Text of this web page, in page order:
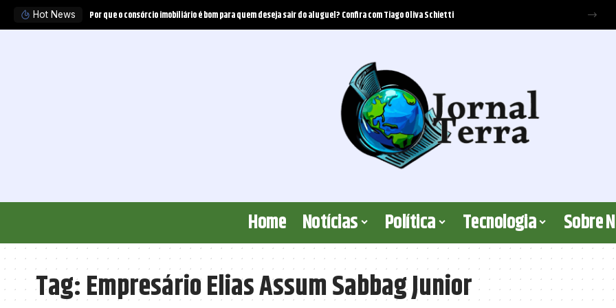
Hot News Por que o consórcio imobiliário é bom para quem deseja sair do aluguel? Confira com Tiago Oliva Schietti
Home Notícias Política Tecnologia Sobre
Tag:Empresário Elias Assum Sabbag Junior